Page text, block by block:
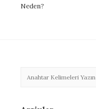
Neden?